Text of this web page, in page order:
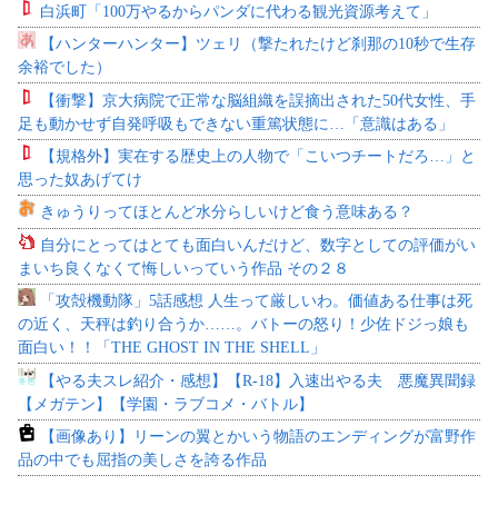
白浜町「100万やるからパンダに代わる観光資源考えて」
【ハンターハンター】ツェリ（撃たれたけど刹那の10秒で生存
余裕でした）
【衝撃】京大病院で正常な脳組織を誤摘出された50代女性、手
足も動かせず自発呼吸もできない重篤状態に…「意識はある」
【規格外】実在する歴史上の人物で「こいつチートだろ…」と
思った奴あげてけ
きゅうりってほとんど水分らしいけど食う意味ある？
自分にとってはとても面白いんだけど、数字としての評価がい
まいち良くなくて悔しいっていう作品 その２８
「攻殻機動隊」5話感想 人生って厳しいわ。価値ある仕事は死
の近く、天秤は釣り合うか……。バトーの怒り！少佐ドジっ娘も
面白い！！「THE GHOST IN THE SHELL」
【やる夫スレ紹介・感想】【R-18】入速出やる夫 悪魔異聞録
【メガテン】【学園・ラブコメ・バトル】
【画像あり】リーンの翼とかいう物語のエンディングが富野作
品の中でも屈指の美しさを誇る作品